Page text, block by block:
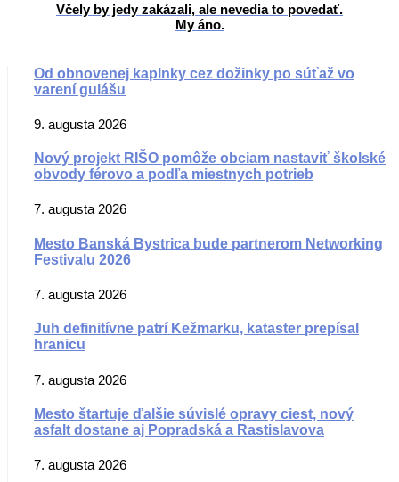
Včely by jedy zakázali, ale nevedia to povedať.
My áno.
Od obnovenej kaplnky cez dožinky po súťaž vo
varení gulášu
9. augusta 2026
Nový projekt RIŠO pomôže obciam nastaviť školské
obvody férovo a podľa miestnych potrieb
7. augusta 2026
Mesto Banská Bystrica bude partnerom Networking
Festivalu 2026
7. augusta 2026
Juh definitívne patrí Kežmarku, kataster prepísal
hranicu
7. augusta 2026
Mesto štartuje ďalšie súvislé opravy ciest, nový
asfalt dostane aj Popradská a Rastislavova
7. augusta 2026